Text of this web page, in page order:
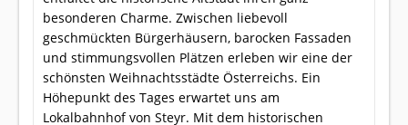
besonderen Charme. Zwischen liebevoll
geschmückten Bürgerhäusern, barocken Fassaden
und stimmungsvollen Plätzen erleben wir eine der
schönsten Weihnachtsstädte Österreichs. Ein
Höhepunkt des Tages erwartet uns am
Lokalbahnhof von Steyr. Mit dem historischen